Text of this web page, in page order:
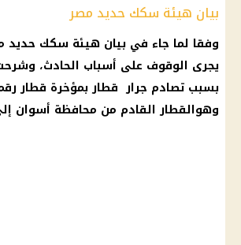
بيان هيئة سكك حديد مصر
وفقا لما جاء في بيان هيئة سكك حديد
يجرى الوقوف على أسباب الحادث،
بسبب تصادم جرار قطاربمؤخرة قطار رقم
وهوالقطار القادم من محافظة أسوان